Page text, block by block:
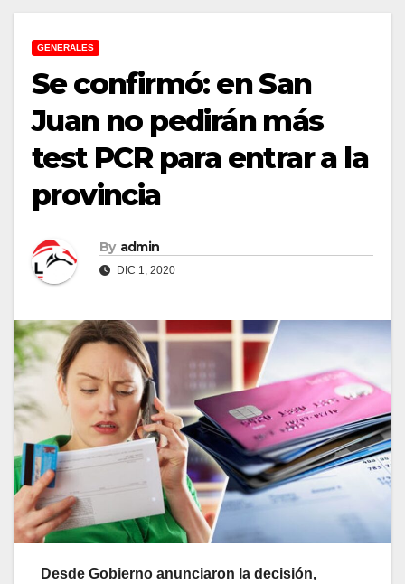
GENERALES
Se confirmó: en San
Juan no pedirán más
test PCR para entrar a la
provincia
By admin
DIC 1, 2020
Desde Gobierno anunciaron la decisión,